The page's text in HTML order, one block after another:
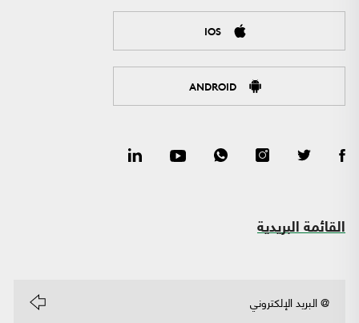
IOS
ANDROID
القائمة البريدية